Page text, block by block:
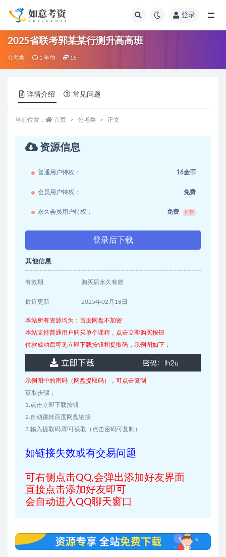
登录
2025省联考郭某某行测升高高班
公考类 1 年前 16
详情介绍 常见问题
当前位置： 首页 公考类 正文
资源信息
普通用户特权： 16金币
会员用户特权： 免费
永久会员用户特权： 免费 推荐
登录后下载
其他信息
有效期 购买后永久有效
最近更新 2025年02月18日
本站所有资源均为：百度网盘不加密
本站支持普通用户购买单个课程，点击立即购买按钮
付款成功后可见立即下载按钮和提取码，示例图如下：
示例图中的密码（网盘提取码），可点击复制
获取步骤：
1.点击立即下载按钮
2.自动跳转百度网盘链接
3.输入提取码,即可获取（点击密码可复制）
如链接失效或有交易问题
可右侧点击QQ,会弹出添加好友界面
直接点击添加好友即可
会自动进入QQ聊天窗口